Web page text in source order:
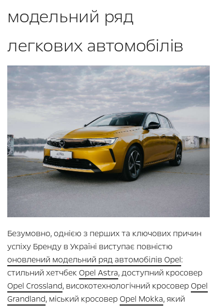
модельний ряд
легкових автомобілів
Безумовно, однією з перших та ключових причин
успіху Бренду в Україні виступає повністю
оновлений модельний ряд автомобілів Opel:
стильний хетчбек Opel Astra, доступний кросовер
Opel Crossland, високотехнологічний кросовер Opel
Grandland, міський кросовер Opel Mokka, який